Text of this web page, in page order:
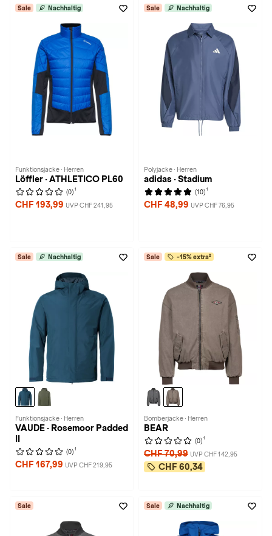
Sale Nachhaltig
Funktionsjacke · Herren
Löffler · ATHLETICO PL60
(0) 1
CHF 193,99 UVP CHF 241,95
Sale Nachhaltig
Polyjacke · Herren
adidas · Stadium
(10) 1
CHF 48,99 UVP CHF 76,95
Sale Nachhaltig
Funktionsjacke · Herren
VAUDE · Rosemoor Padded
(0) 1
CHF 167,99 UVP CHF 219,95
Sale -15% extra²
Bomberjacke · Herren
BEAR
(0) 1
CHF 70,99 UVP CHF 142,95
CHF 60,34
Sale Sale Nachhaltig